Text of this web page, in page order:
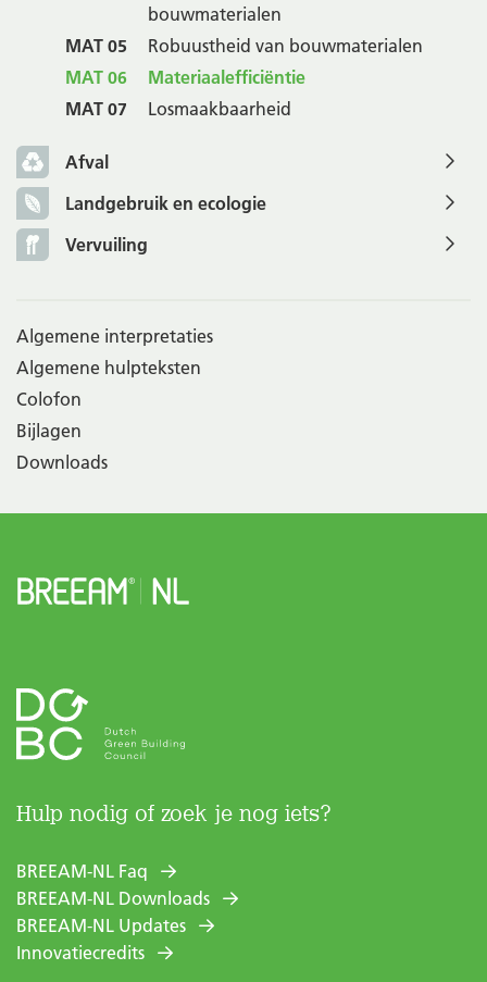
bouwmaterialen
MAT 05
Robuustheid van bouwmaterialen
MAT 06
Materiaalefficiëntie
MAT 07
Losmaakbaarheid
Afval
Landgebruik en ecologie
Vervuiling
Algemene interpretaties
Algemene hulpteksten
Colofon
Bijlagen
Downloads
Hulp nodig of zoek je nog iets?
BREEAM-NL Faq
BREEAM-NL Downloads
BREEAM-NL Updates
Innovatiecredits